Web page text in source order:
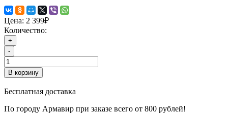
Цена: 2 399₽
Количество:
+
-
В корзину
Бесплатная доставка
По городу Армавир при заказе всего от 800 рублей!